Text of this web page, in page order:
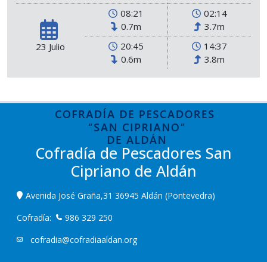
23 Julio
08:21
0.7m
02:14
3.7m
20:45
0.6m
14:37
3.8m
Cofradía de Pescadores San
Cipriano de Aldán
Avenida José Graña,31 36945 Aldán (Pontevedra)
Cofradía:
986 329 250
cofradia@cofradiaaldan.org